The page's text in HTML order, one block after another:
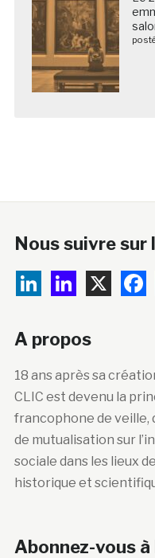
Nous suivre sur
A propos
18 ans après sa
CLIC est devenu la
francophone de veille,
de mutualisation sur
sociale dans les lieux
historique et
Abonnez-vous